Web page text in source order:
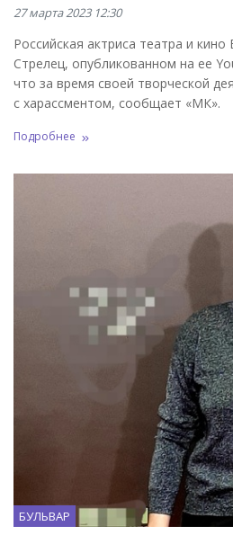
27 марта 2023 12:30
Российская актриса театра и
Стрелец, опубликованном на ее
что за время своей творческой
с харассментом, сообщает «МК».
Подробнее
БУЛЬВАР